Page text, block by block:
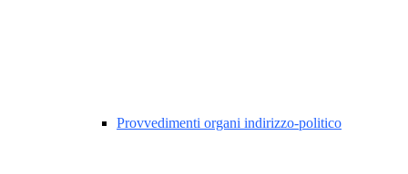
Provvedimenti organi indirizzo-politico